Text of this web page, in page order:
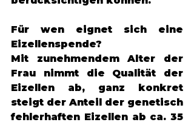
Für wen eignet sich eine
Eizellenspende?
Mit zunehmendem Alter der
Frau nimmt die Qualität der
Eizellen ab, ganz konkret
steigt der Anteil der genetisch
fehlerhaften Eizellen ab ca. 35